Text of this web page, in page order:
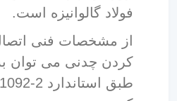
فولاد گالوانیزه است.
از مشخصات فنی
کردن چدنی می توان